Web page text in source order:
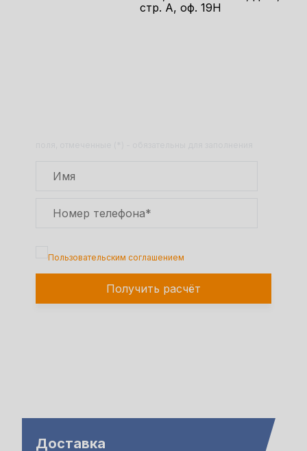
стр. А, оф. 19Н
Пользовательским соглашением
Получить расчёт
Доставка